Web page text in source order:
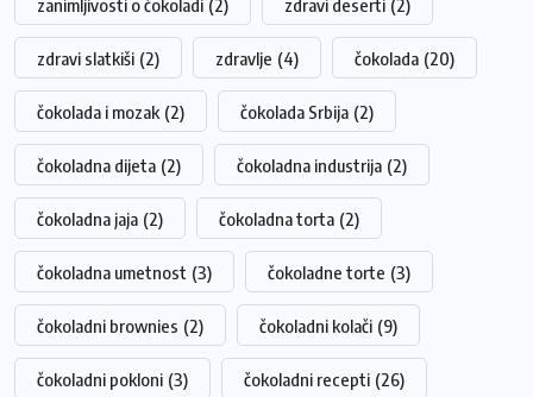
zanimljivosti o čokoladi (2) zdravi deserti (2)
zdravi slatkiši (2) zdravlje (4) čokolada (20)
čokolada i mozak (2) čokolada Srbija (2)
čokoladna dijeta (2) čokoladna industrija (2)
čokoladna jaja (2) čokoladna torta (2)
čokoladna umetnost (3) čokoladne torte (3)
čokoladni brownies (2) čokoladni kolači (9)
čokoladni pokloni (3) čokoladni recepti (26)